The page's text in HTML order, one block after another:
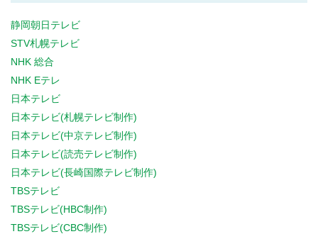
静岡朝日テレビ
STV札幌テレビ
NHK 総合
NHK Eテレ
日本テレビ
日本テレビ(札幌テレビ制作)
日本テレビ(中京テレビ制作)
日本テレビ(読売テレビ制作)
日本テレビ(長崎国際テレビ制作)
TBSテレビ
TBSテレビ(HBC制作)
TBSテレビ(CBC制作)